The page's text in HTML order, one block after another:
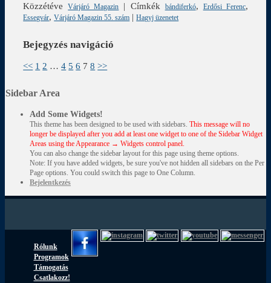
Közzétéve Várjáró Magazin | Címkék bándiferkó, Erdősi Ferenc,
Essegvár,Várjáró Magazin 55. szám |Hagyj üzenetet
Bejegyzés navigáció
<< 1 2 … 4 5 6 7 8 >>
Sidebar Area
Add Some Widgets!
This theme has been designed to be used with sidebars. This message will no
longer be displayed after you add at least one widget to one of the Sidebar Widget
Areas using the Appearance → Widgets control panel.
You can also change the sidebar layout for this page using theme options.
Note: If you have added widgets, be sure you've not hidden all sidebars on the Per
Page options. You could switch this page to One Column.
Bejelentkezés
Rólunk
Programok
Támogatás
Csatlakozz!